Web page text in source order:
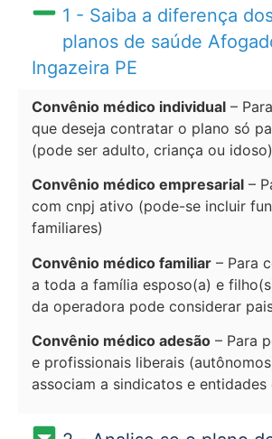
1 - Saiba a diferença
planos de saúde
Ingazeira PE
Convênio médico individual –
que deseja contratar o plano só
(pode ser adulto, criança ou idoso)
Convênio médico empresarial –
com cnpj ativo (pode-se incluir
familiares)
Convênio médico familiar – Para
a toda a família esposo(a) e
da operadora pode considerar
Convênio médico adesão – Para
e profissionais liberais
associam a sindicatos e entidades